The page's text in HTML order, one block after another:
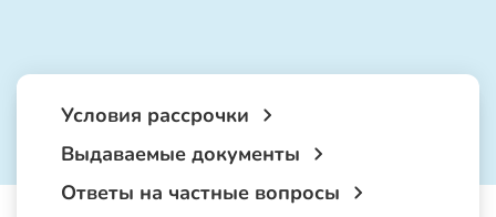
Условия рассрочки
Выдаваемые документы
Ответы на частные вопросы